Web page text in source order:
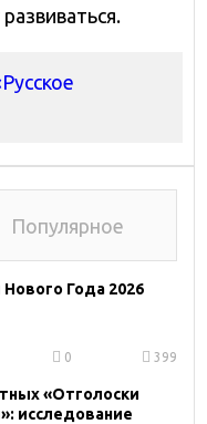
Популярное
Года 2026
0 399
«Отголоски
исследование